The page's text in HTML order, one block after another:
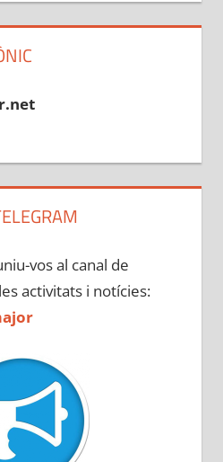
vos al canal de
activitats i notícies: